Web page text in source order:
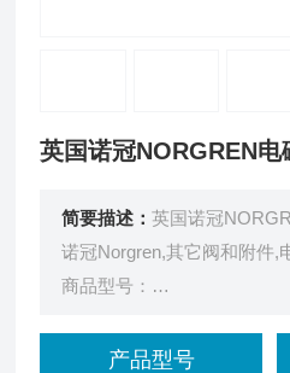
英国诺冠NORGREN电
简要描述：英国诺冠
诺冠Norgren,其它阀和附件,
商品型号：
订货号：产品型号